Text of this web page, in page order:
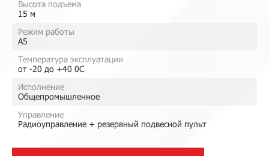
Высота подъема
15 м
Режим работы
А5
Температура эксплуатации
от -20 до +40 0С
Исполнение
Общепромышленное
Управление
Радиоуправление + резервный подвесной пульт